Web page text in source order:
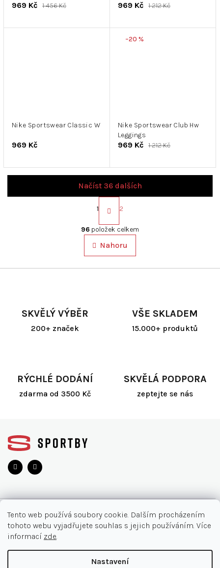
Tento web používá soubory cookie. Dalším procházením
tohoto webu vyjadřujete souhlas s jejich používáním. Více
informací zde.
Nastavení
969 Kč 1 456 Kč 969 Kč 1 212 Kč
Nike Sportswear Classic W
969 Kč
–20 %
Nike Sportswear Club Hw
Leggings
969 Kč 1 212 Kč
v
á
d
a
Načíst 36 dalších
S
t
á
n
k
o
á
1 2
96 položek celkem
Nahoru
SKVĚLÝ VÝBĚR
200+ značek
VŠE SKLADEM
15.000+ produktů
RÝCHLÉ DODÁNÍ
zdarma od 3500 Kč
SKVĚLÁ PODPORA
zeptejte se nás
O NÁKUPU
Akce
Nejčastější otázky
INFORMACE